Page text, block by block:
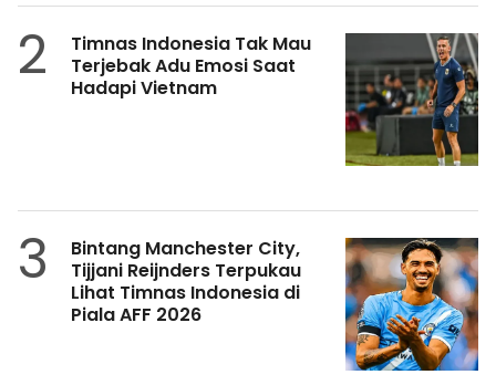
2
Timnas Indonesia Tak Mau
Terjebak Adu Emosi Saat
Hadapi Vietnam
3
Bintang Manchester City,
Tijjani Reijnders Terpukau
Lihat Timnas Indonesia di
Piala AFF 2026